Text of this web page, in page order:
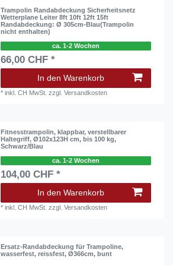
Trampolin Randabdeckung Sicherheitsnetz
Wetterplane Leiter 8ft 10ft 12ft 15ft
Randabdeckung: Ø 305cm-Blau(Trampolin
nicht enthalten)
ca. 1-2 Wochen
66,00 CHF *
In den Warenkorb
*inkl. CH MwSt. zzgl.Versandkosten
Fitnesstrampolin, klappbar, verstellbarer
Haltegriff, Ø102x123H cm, bis 100 kg,
Schwarz/Blau
ca. 1-2 Wochen
104,00 CHF *
In den Warenkorb
*inkl. CH MwSt. zzgl.Versandkosten
Ersatz-Randabdeckung für Trampoline,
wasserfest, reissfest, Ø366cm, bunt